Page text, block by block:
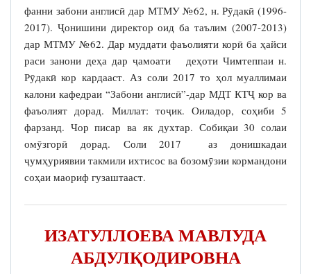
фанни забони англисӣ дар МТМУ №62, н. Рӯдакӣ (1996-
2017). Ҷонишини директор оид ба таълим (2007-2013)
дар МТМУ №62. Дар муддати фаъолияти корӣ ба ҳайси
раси занони деҳа дар ҷамоати деҳоти Чимтеппаи н.
Рӯдакӣ кор кардааст. Аз соли 2017 то ҳол муаллимаи
калони кафедраи “Забони англисӣ”-дар МДТ КТҶ кор ва
фаъолият дорад. Миллат: тоҷик. Оиладор, соҳиби 5
фарзанд. Чор писар ва як духтар. Собиқаи 30 солаи
омӯзгорӣ дорад. Соли 2017 аз донишкадаи
ҷумҳуриявии такмили ихтисос ва бозомӯзии кормандони
соҳаи маориф гузаштааст.
ИЗАТУЛЛОЕВА МАВЛУДА
АБДУЛҚОДИРОВНА